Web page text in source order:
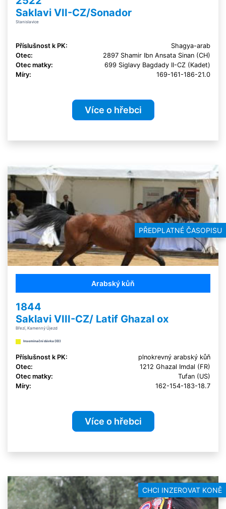
PŘEDPLATNÉ ČASOPISU
CHCI INZEROVAT KONĚ
Saklavi VII-CZ/Sonador
Stanislavice
Příslušnost k PK:
Shagya-arab
Otec:
2897 Shamir Ibn Ansata Sinan (CH)
Otec matky:
699 Siglavy Bagdady II-CZ (Kadet)
Míry:
169-161-186-21.0
Více o hřebci
Arabský kůň
1844
Saklavi VIII-CZ/ Latif Ghazal ox
Březí, Kamenný Újezd
Inseminační dávka (ID)
Příslušnost k PK:
plnokrevný arabský kůň
Otec:
1212 Ghazal Imdal (FR)
Otec matky:
Tufan (US)
Míry:
162-154-183-18.7
Více o hřebci